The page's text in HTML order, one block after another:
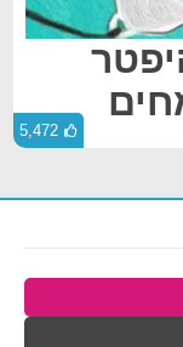
5,472